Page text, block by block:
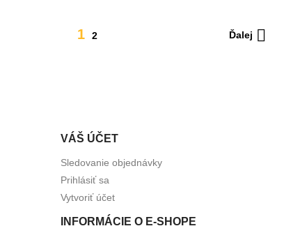
12 Ďalej 
VÁŠ ÚČET
Sledovanie objednávky
Prihlásiť sa
Vytvoriť účet
INFORMÁCIE O E-SHOPE